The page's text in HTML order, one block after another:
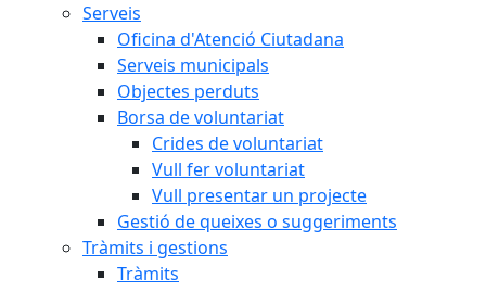
Serveis
Oficina d'Atenció Ciutadana
Serveis municipals
Objectes perduts
Borsa de voluntariat
Crides de voluntariat
Vull fer voluntariat
Vull presentar un projecte
Gestió de queixes o suggeriments
Tràmits i gestions
Tràmits